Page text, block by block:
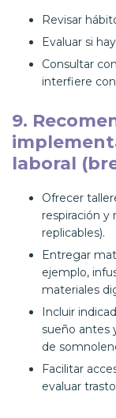
Revisar
Evaluar si
Consultar
interfiere
9.
laboral
Ofrecer
respiración y
replicables).
Entregar
ejemplo,
materiales
Incluir
sueño antes
de
Facilitar
evaluar